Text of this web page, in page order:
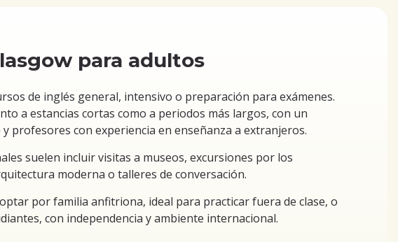
para adultos
de inglés general, intensivo o preparación para exámenes.
a estancias cortas como a periodos más largos, con un
profesores con experiencia en enseñanza a extranjeros.
suelen incluir visitas a museos, excursiones por los
moderna o talleres de conversación.
por familia anfitriona, ideal para practicar fuera de clase, o
con independencia y ambiente internacional.